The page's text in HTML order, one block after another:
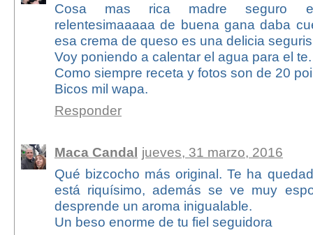
Cosa mas rica madre seguro
relentesimaaaaa de buena gana daba
esa crema de queso es una delicia
Voy poniendo a calentar el agua para el te.
Como siempre receta y fotos son de 20
Bicos mil wapa.
Responder
Maca Candal jueves, 31 marzo, 2016
Qué bizcocho más original. Te ha
está riquísimo, además se ve muy
desprende un aroma inigualable.
Un beso enorme de tu fiel seguidora